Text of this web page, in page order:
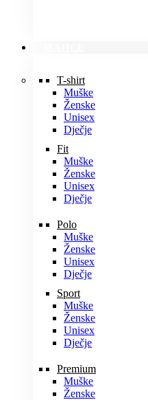
T-shirt
Muške
Ženske
Unisex
Dječje
Fit
Muške
Ženske
Unisex
Dječje
Polo
Muške
Ženske
Unisex
Dječje
Sport
Muške
Ženske
Unisex
Dječje
Premium
Muške
Ženske